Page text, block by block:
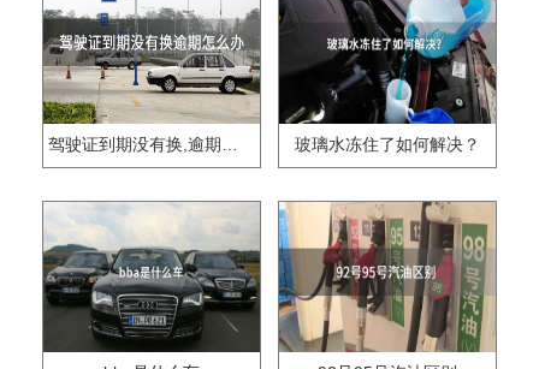
驾驶证到期没有换,逾期怎么办?? 玻璃水冻住了如何解决？